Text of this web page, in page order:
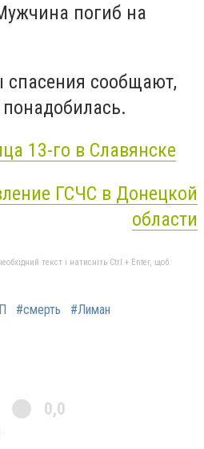
погиб на
сообщают,
13-го в Славянске
ГСЧС в Донецкой
области
текст і натисніть Ctrl + Enter, щоб
#смерть #Лиман
0,0